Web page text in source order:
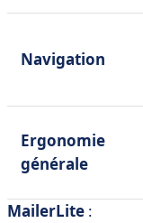
Navigation
Ergonomie
générale
MailerLite :